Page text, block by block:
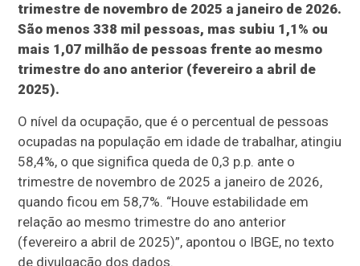
trimestre de novembro de 2025 a janeiro de 2026.
São menos 338 mil pessoas, mas subiu 1,1% ou
mais 1,07 milhão de pessoas frente ao mesmo
trimestre do ano anterior (fevereiro a abril de
2025).
O nível da ocupação, que é o percentual de pessoas
ocupadas na população em idade de trabalhar, atingiu
58,4%, o que significa queda de 0,3 p.p. ante o
trimestre de novembro de 2025 a janeiro de 2026,
quando ficou em 58,7%. “Houve estabilidade em
relação ao mesmo trimestre do ano anterior
(fevereiro a abril de 2025)”, apontou o IBGE, no texto
de divulgação dos dados.